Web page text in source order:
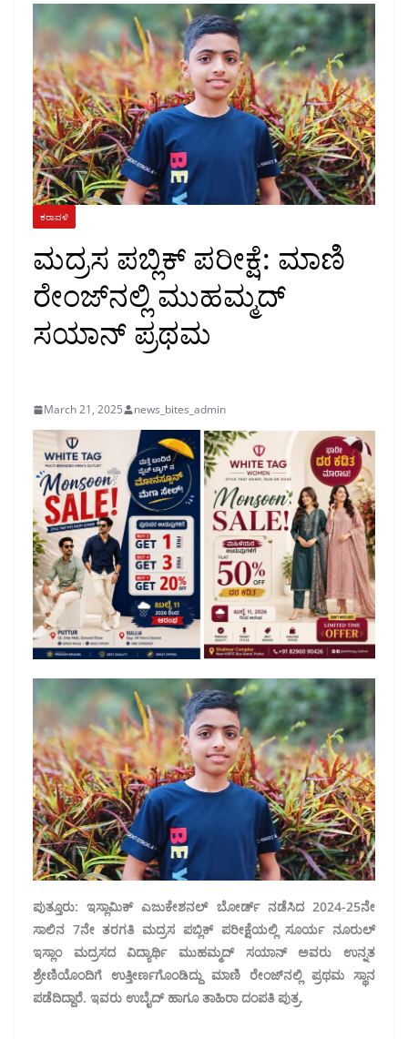
ಕರಾವಳಿ
ಮದ್ರಸ ಪಬ್ಲಿಕ್ ಪರೀಕ್ಷೆ: ಮಾಣಿ
ರೇಂಜ್‌ನಲ್ಲಿ ಮುಹಮ್ಮದ್
ಸಯಾನ್ ಪ್ರಥಮ
March 21, 2025 news_bites_admin
ಪುತ್ತೂರು: ಇಸ್ಲಾಮಿಕ್ ಎಜುಕೇಶನಲ್ ಬೋರ್ಡ್ ನಡೆಸಿದ 2024-25ನೇ
ಸಾಲಿನ 7ನೇ ತರಗತಿ ಮದ್ರಸ ಪಬ್ಲಿಕ್ ಪರೀಕ್ಷೆಯಲ್ಲಿ ಸೂರ್ಯ ನೂರುಲ್
ಇಸ್ಲಾಂ ಮದ್ರಸದ ವಿದ್ಯಾರ್ಥಿ ಮುಹಮ್ಮದ್ ಸಯಾನ್ ಅವರು ಉನ್ನತ
ಶ್ರೇಣಿಯೊಂದಿಗೆ ಉತ್ತೀರ್ಣಗೊಂಡಿದ್ದು ಮಾಣಿ ರೇಂಜ್‌ನಲ್ಲಿ ಪ್ರಥಮ ಸ್ಥಾನ
ಪಡೆದಿದ್ದಾರೆ. ಇವರು ಉಬೈದ್ ಹಾಗೂ ತಾಹಿರಾ ದಂಪತಿ ಪುತ್ರ.